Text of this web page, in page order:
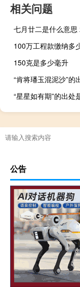
相关问题
100万工程款缴纳多
150克是多少毫升
“肯将璠玉混泥沙”的
“星星如有期”的出处
公告